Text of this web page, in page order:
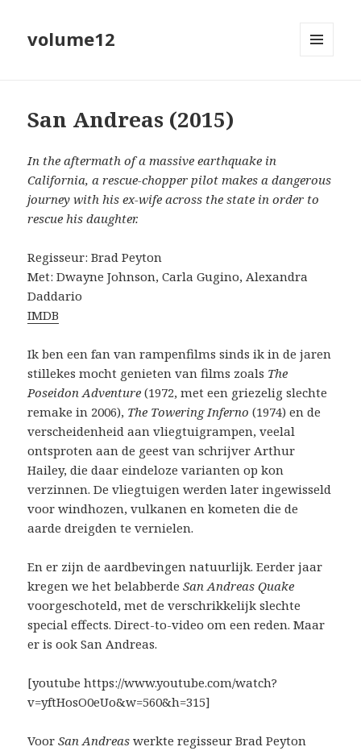
volume12
San Andreas (2015)
In the aftermath of a massive earthquake in
California, a rescue-chopper pilot makes a dangerous
journey with his ex-wife across the state in order to
rescue his daughter.
Regisseur: Brad Peyton
Met: Dwayne Johnson, Carla Gugino, Alexandra
Daddario
IMDB
Ik ben een fan van rampenfilms sinds ik in de jaren
stillekes mocht genieten van films zoals The
Poseidon Adventure (1972, met een griezelig slechte
remake in 2006), The Towering Inferno (1974) en de
verscheidenheid aan vliegtuigrampen, veelal
ontsproten aan de geest van schrijver Arthur
Hailey, die daar eindeloze varianten op kon
verzinnen. De vliegtuigen werden later ingewisseld
voor windhozen, vulkanen en kometen die de
aarde dreigden te vernielen.
En er zijn de aardbevingen natuurlijk. Eerder jaar
kregen we het belabberdeSan Andreas Quake
voorgeschoteld, met de verschrikkelijk slechte
special effects. Direct-to-video om een reden. Maar
er is ook San Andreas.
[youtube https://www.youtube.com/watch?
v=yftHosO0eUo&w=560&h=315]
VoorSan Andreas werkte regisseur Brad Peyton